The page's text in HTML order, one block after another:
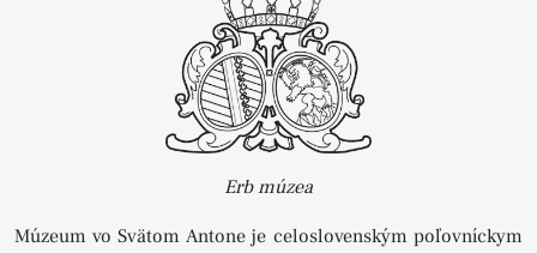
Erb múzea
Múzeum vo Svätom Antone je celoslovenským poľovníckym